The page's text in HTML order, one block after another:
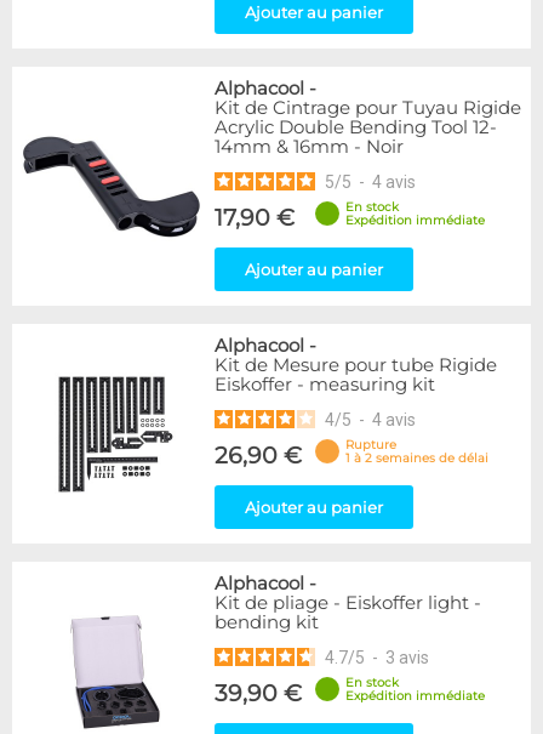
Ajouter au panier
Alphacool -
Kit de Cintrage pour Tuyau Rigide
Acrylic Double Bending Tool 12-
14mm & 16mm - Noir
5/5 - 4 avis
17,90 €
En stock
Expédition immédiate
Ajouter au panier
Alphacool -
Kit de Mesure pour tube Rigide
Eiskoffer - measuring kit
4/5 - 4 avis
26,90 €
Rupture
1 à 2 semaines de délai
Ajouter au panier
Alphacool -
Kit de pliage - Eiskoffer light -
bending kit
4.7/5 - 3 avis
39,90 €
En stock
Expédition immédiate